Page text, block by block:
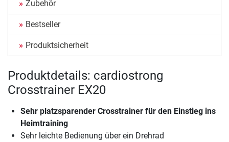
Zubehör
Bestseller
Produktsicherheit
Produktdetails: cardiostrong
Crosstrainer EX20
Sehr platzsparender Crosstrainer für den Einstieg ins
Heimtraining
Sehr leichte Bedienung über ein Drehrad